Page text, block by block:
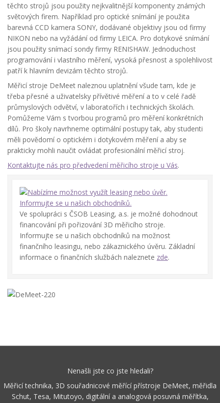
těchto strojů jsou použity nejkvalitnější komponenty známých
světových firem. Například pro optické snímání je použita
barevná CCD kamera SONY, dodávané objektivy jsou od firmy
NIKON nebo na vyžádání od firmy LEICA. Pro dotykové snímání
jsou použity snímací sondy firmy RENISHAW. Jednoduchost
programování i vlastního měření, vysoká přesnost a spolehlivost
patří k hlavním devizám těchto strojů.
Měřicí stroje DeMeet naleznou uplatnění všude tam, kde je
třeba přesné a uživatelsky přívětivé měření a to v celé řadě
průmyslových odvětví, v laboratořích i technických školách.
Pomůžeme Vám s tvorbou programů pro měření konkrétních
dílů. Pro školy navrhneme optimální postupy tak, aby studenti
měli povědomí o optickém i dotykovém měření a aby se
prakticky mohli naučit ovládat profesionální měřicí stroj.
Kontaktujte nás pro předvedení měřicího stroje u Vás.
Ve spolupráci s ČSOB Leasing, a.s. je možné dohodnout
financování při pořizování 3D měřicího stroje.
Informujte se u našich obchodníků na možnost
finančního leasingu, nebo zákaznického úvěru. Základní
informace o finančních službách naleznete zde.
Nenašli jste co jste hledali?
Měřicí technika, 3D souřadnicové měřící přístroje DeMeet, měřidla
Schut, Tesa, Mitutoyo, digitální a analogová posuvná měřítka,